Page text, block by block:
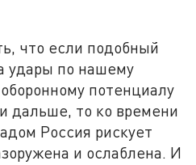
что если подобный
удары по нашему
потенциалу
дальше, то ко времени
Россия рискует
и ослаблена. И